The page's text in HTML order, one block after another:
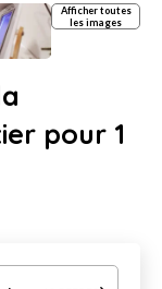
Afficher toutes
les images
pour 1